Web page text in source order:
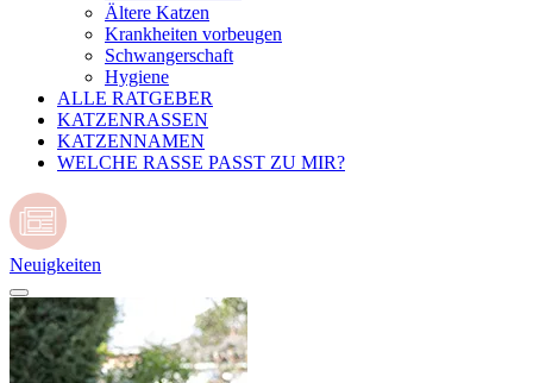
Ältere Katzen
Krankheiten vorbeugen
Schwangerschaft
Hygiene
ALLE RATGEBER
KATZENRASSEN
KATZENNAMEN
WELCHE RASSE PASST ZU MIR?
Neuigkeiten